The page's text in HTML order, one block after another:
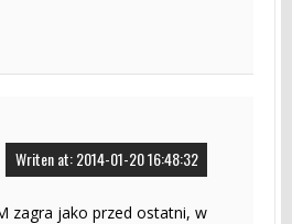
Writen at: 2014-01-20 16:48:32
zagra jako przed ostatni, w